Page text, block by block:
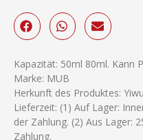
Kapazität: 50ml 80ml. Kann
Marke: MUB
Herkunft des Produktes:
Lieferzeit: (1) Auf Lager:
der Zahlung. (2) Aus Lager:
Zahlung.